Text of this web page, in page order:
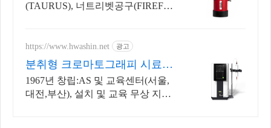
(TAURUS), 너트리벳공구(FIREFO
https://www.hwashin.net 광고
분취형 크로마토그래피 시료테
스트/데모무상지원
1967년 창립:AS 및 교육센터(서울,
대전,부산), 설치 및 교육 무상 지원